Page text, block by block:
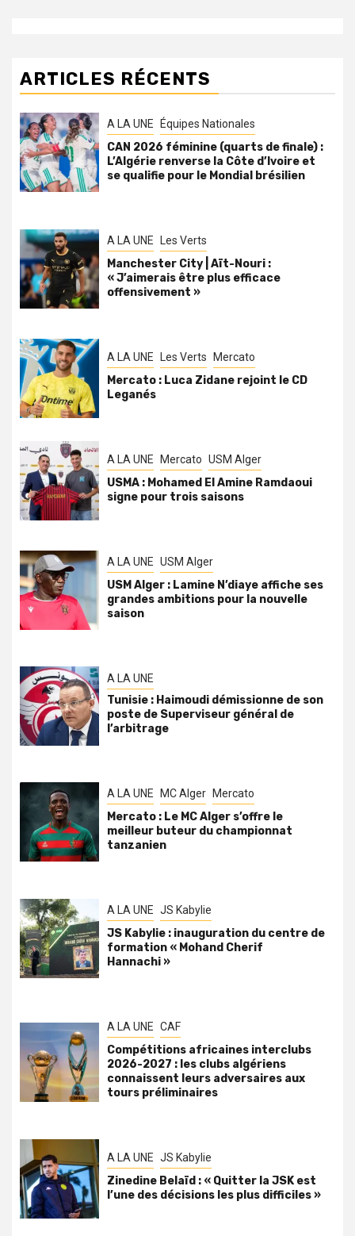
ARTICLES RÉCENTS
A LA UNE Équipes Nationales
CAN 2026 féminine (quarts de finale) :
L’Algérie renverse la Côte d’Ivoire et
se qualifie pour le Mondial brésilien
A LA UNE Les Verts
Manchester City | Aït-Nouri :
« J’aimerais être plus efficace
offensivement »
A LA UNE Les Verts Mercato
Mercato : Luca Zidane rejoint le CD
Leganés
A LA UNE Mercato USM Alger
USMA : Mohamed El Amine Ramdaoui
signe pour trois saisons
A LA UNE USM Alger
USM Alger : Lamine N’diaye affiche ses
grandes ambitions pour la nouvelle
saison
A LA UNE
Tunisie : Haimoudi démissionne de son
poste de Superviseur général de
l’arbitrage
A LA UNE MC Alger Mercato
Mercato : Le MC Alger s’offre le
meilleur buteur du championnat
tanzanien
A LA UNE JS Kabylie
JS Kabylie : inauguration du centre de
formation « Mohand Cherif
Hannachi »
A LA UNE CAF
Compétitions africaines interclubs
2026-2027 : les clubs algériens
connaissent leurs adversaires aux
tours préliminaires
A LA UNE JS Kabylie
Zinedine Belaïd : « Quitter la JSK est
l’une des décisions les plus difficiles »